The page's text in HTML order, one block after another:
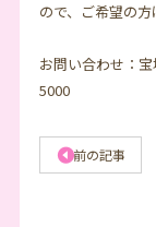
ので、ご希望の方
お問い合わせ：
5000
前の記事